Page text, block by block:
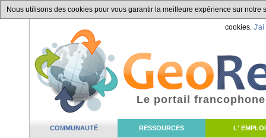
Nous utilisons des cookies pour vous garantir la meilleure expérience sur
cookies. J'ai
COMMUNAUTÉ RESSOURCES L' EMPLOI
Le portail